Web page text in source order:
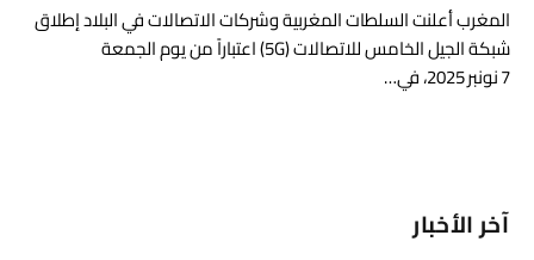
المغرب أعلنت السلطات المغربية وشركات الاتصالات في البلاد إطلاق
شبكة الجيل الخامس للاتصالات (5G) اعتباراً من يوم الجمعة
7 نونبر 2025، في…
آخر الأخبار